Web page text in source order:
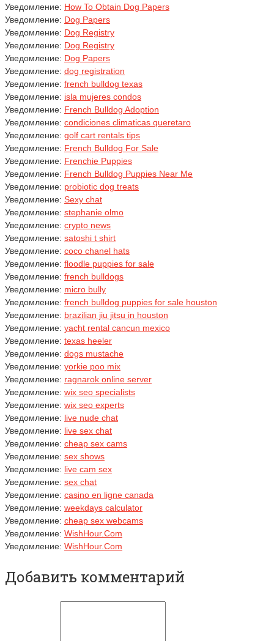
Уведомление: How To Obtain Dog Papers
Уведомление: Dog Papers
Уведомление: Dog Registry
Уведомление: Dog Registry
Уведомление: Dog Papers
Уведомление: dog registration
Уведомление: french bulldog texas
Уведомление: isla mujeres condos
Уведомление: French Bulldog Adoption
Уведомление: condiciones climaticas queretaro
Уведомление: golf cart rentals tips
Уведомление: French Bulldog For Sale
Уведомление: Frenchie Puppies
Уведомление: French Bulldog Puppies Near Me
Уведомление: probiotic dog treats
Уведомление: Sexy chat
Уведомление: stephanie olmo
Уведомление: crypto news
Уведомление: satoshi t shirt
Уведомление: coco chanel hats
Уведомление: floodle puppies for sale
Уведомление: french bulldogs
Уведомление: micro bully
Уведомление: french bulldog puppies for sale houston
Уведомление: brazilian jiu jitsu in houston
Уведомление: yacht rental cancun mexico
Уведомление: texas heeler
Уведомление: dogs mustache
Уведомление: yorkie poo mix
Уведомление: ragnarok online server
Уведомление: wix seo specialists
Уведомление: wix seo experts
Уведомление: live nude chat
Уведомление: live sex chat
Уведомление: cheap sex cams
Уведомление: sex shows
Уведомление: live cam sex
Уведомление: sex chat
Уведомление: casino en ligne canada
Уведомление: weekdays calculator
Уведомление: cheap sex webcams
Уведомление: WishHour.Com
Уведомление: WishHour.Com
Добавить комментарий